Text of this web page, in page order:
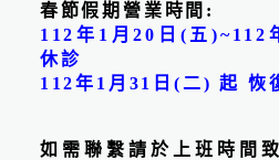
春節假期營業時間:
112年1月20日(五)~112
休診
112年1月31日(二) 起 恢
如需聯繫請於上班時間